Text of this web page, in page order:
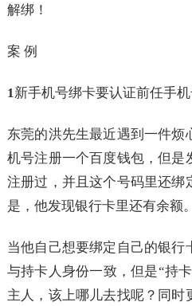
案 例
1新手机号绑卡要认证前任手
东莞的洪先生最近遇到一件
机号注册一个百度钱包，但是
注册过，并且这个号码里还绑
是，他发现银行卡里还有余额。
当他自己想要绑定自己的银
与持卡人身份一致，但是“持
主人，该上哪儿去找呢？同